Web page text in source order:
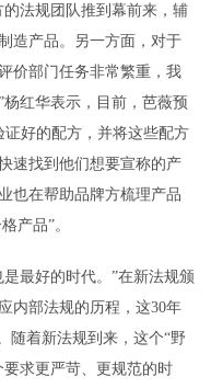
法规团队推到幕前来，辅
造产品。另一方面，对于
价部门任务非常繁重，我
红华表示，目前，芭薇预
好的配方，并将这些配方
速找到他们想要宣称的产
也在帮助品牌方梳理产品
产品”。
最好的时代。”在新法规颁
内部法规的历程，这30年
随着新法规到来，这个“野
求更严苛、更规范的时